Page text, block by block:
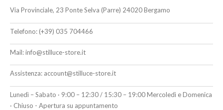
Via Provinciale, 23 Ponte Selva (Parre) 24020 Bergamo
Telefono: (+39) 035 704466
Mail:info@stilluce-store.it
Assistenza: account@stilluce-store.it
Lunedì – Sabato · 9:00 – 12:30 / 15:30 – 19:00 Mercoledì e Domenica
· Chiuso - Apertura su appuntamento